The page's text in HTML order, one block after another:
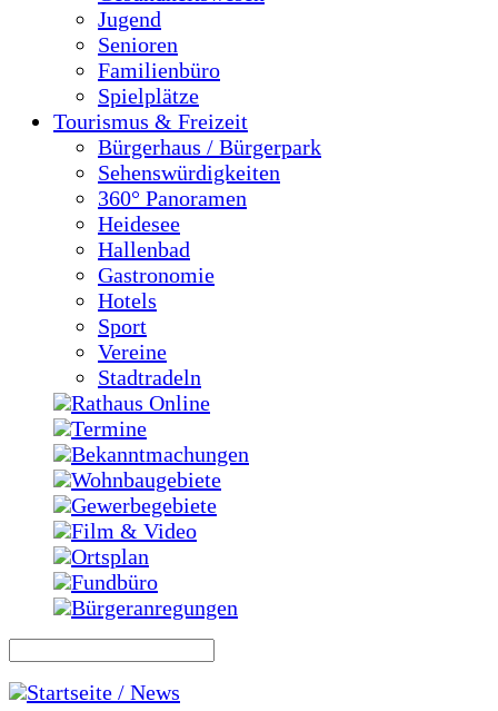
Jugend
Senioren
Familienbüro
Spielplätze
Tourismus & Freizeit
Bürgerhaus / Bürgerpark
Sehenswürdigkeiten
360° Panoramen
Heidesee
Hallenbad
Gastronomie
Hotels
Sport
Vereine
Stadtradeln
Rathaus Online
Termine
Bekanntmachungen
Wohnbaugebiete
Gewerbegebiete
Film & Video
Ortsplan
Fundbüro
Bürgeranregungen
Startseite / News